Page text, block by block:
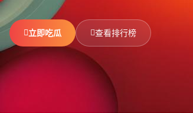
社区
立即吃瓜 查看排行榜